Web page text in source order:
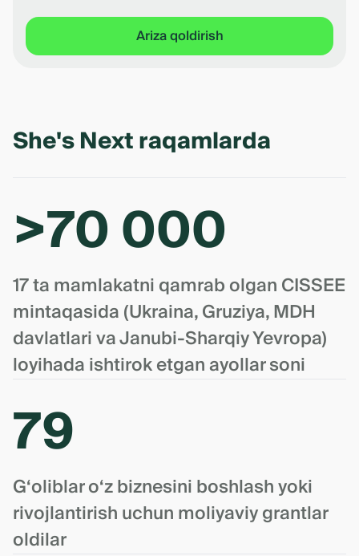
Ariza qoldirish
She's Next raqamlarda
>70 000
17 ta mamlakatni qamrab olgan CISSEE
mintaqasida (Ukraina, Gruziya, MDH
davlatlari va Janubi-Sharqiy Yevropa)
loyihada ishtirok etgan ayollar soni
79
G‘oliblar o‘z biznesini boshlash yoki
rivojlantirish uchun moliyaviy grantlar
oldilar